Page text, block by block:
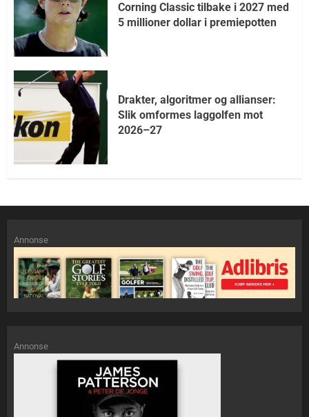
Corning Classic tilbake i 2027 med
5 millioner dollar i premiepotten
Drakter, algoritmer og allianser:
Slik omformes laggolfen mot
2026–27
Annonse
Annonse